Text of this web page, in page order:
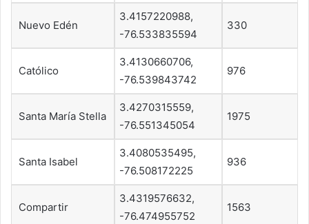
Nuevo Edén
3.4157220988,
-76.533835594
330
Católico
3.4130660706,
-76.539843742
976
Santa María Stella
3.4270315559,
-76.551345054
1975
Santa Isabel
3.4080535495,
-76.508172225
936
Compartir
3.4319576632,
-76.474955752
1563